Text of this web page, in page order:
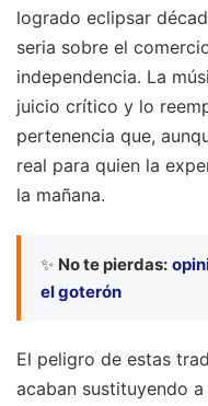
logrado eclipsar
seria sobre el
independencia. La
juicio crítico y lo
pertenencia que,
real para quien la
la mañana.
✨ No te pierdas:
el goterón
El peligro de estas
acaban sustituyendo